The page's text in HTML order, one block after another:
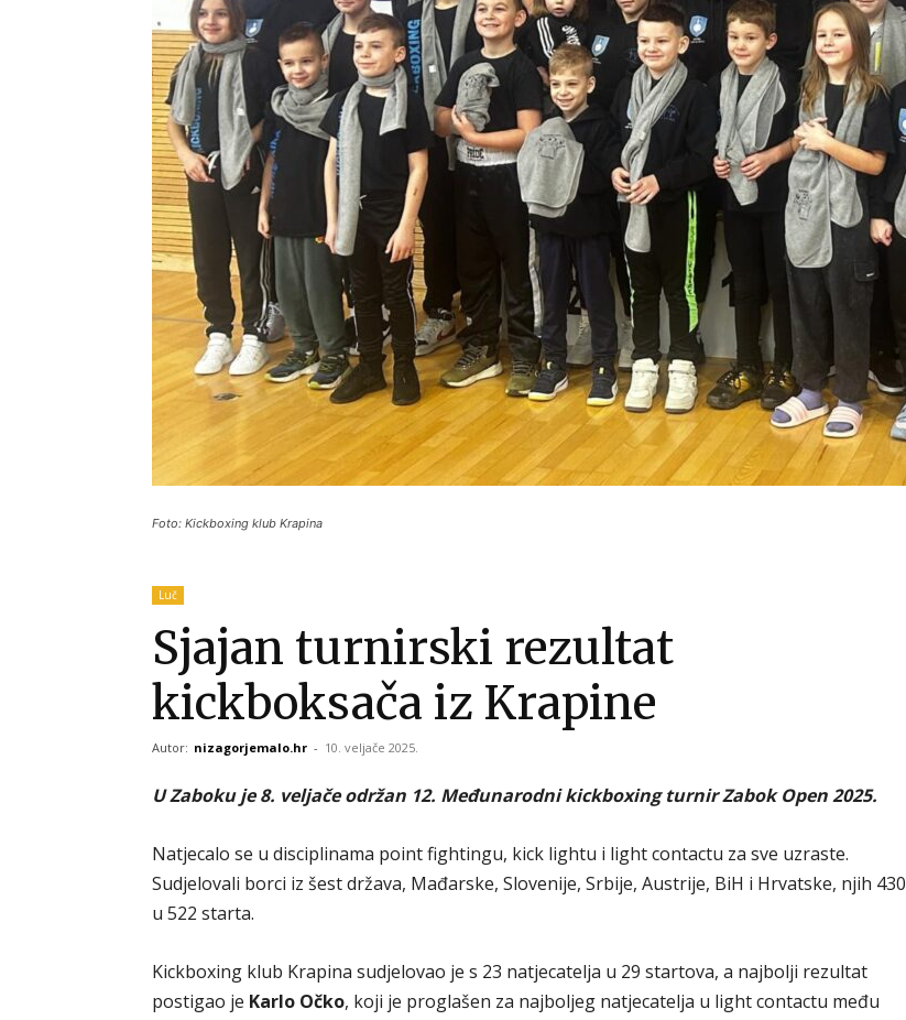
Foto: Kickboxing klub Krapina
Luč
Sjajan turnirski rezultat
kickboksača iz Krapine
Autor: nizagorjemalo.hr - 10. veljače 2025.
U Zaboku je 8. veljače održan 12. Međunarodni kickboxing turnir Zabok Open 2025.
Natjecalo se u disciplinama point fightingu, kick lightu i light contactu za sve uzraste.
Sudjelovali borci iz šest država, Mađarske, Slovenije, Srbije, Austrije, BiH i Hrvatske, njih 430
u 522 starta.
Kickboxing klub Krapina sudjelovao je s 23 natjecatelja u 29 startova, a najbolji rezultat
postigao je Karlo Očko, koji je proglašen za najboljeg natjecatelja u light contactu među